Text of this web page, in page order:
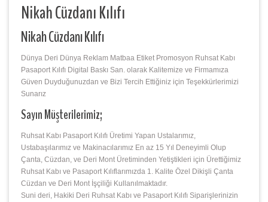
Nikah Cüzdanı Kılıfı
Nikah Cüzdanı Kılıfı
Dünya Deri Dünya Reklam Matbaa Etiket Promosyon Ruhsat Kabı
Pasaport Kılıfı Digital Baskı San. olarak Kalitemize ve Firmamıza
Güven Duyduğunuzdan ve Bizi Tercih Ettiğiniz için Teşekkürlerimizi
Sunarız
Sayın Müşterilerimiz;
Ruhsat Kabı Pasaport Kılıfı Üretimi Yapan Ustalarımız,
Ustabaşılarımız ve Makinacılarımız En az 15 Yıl Deneyimli Olup
Çanta, Cüzdan, ve Deri Mont Üretiminden Yetiştikleri için Ürettiğimiz
Ruhsat Kabı ve Pasaport Kılıflarımızda 1. Kalite Özel Dikişli Çanta
Cüzdan ve Deri Mont İşçiliği Kullanılmaktadır.
Suni deri, Hakiki Deri Ruhsat Kabı ve Pasaport Kılıfı Siparişlerinizin